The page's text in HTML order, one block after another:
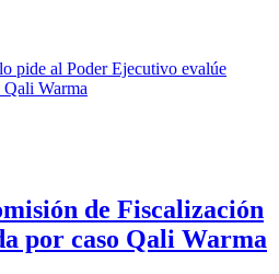
de Fiscalización
por caso Qali Warma